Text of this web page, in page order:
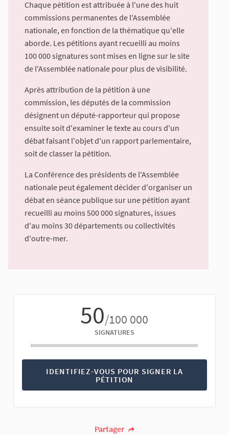
Chaque pétition est attribuée à l'une des huit
commissions permanentes de l'Assemblée
nationale, en fonction de la thématique qu'elle
aborde. Les pétitions ayant recueilli au moins
100 000 signatures sont mises en ligne sur le site
de l'Assemblée nationale pour plus de visibilité.
Après attribution de la pétition à une
commission, les députés de la commission
désignent un député-rapporteur qui propose
ensuite soit d'examiner le texte au cours d'un
débat faisant l'objet d'un rapport parlementaire,
soit de classer la pétition.
La Conférence des présidents de l'Assemblée
nationale peut également décider d'organiser un
débat en séance publique sur une pétition ayant
recueilli au moins 500 000 signatures, issues
d'au moins 30 départements ou collectivités
d'outre-mer.
50/100 000
SIGNATURES
IDENTIFIEZ-VOUS POUR SIGNER LA
PÉTITION
Partager